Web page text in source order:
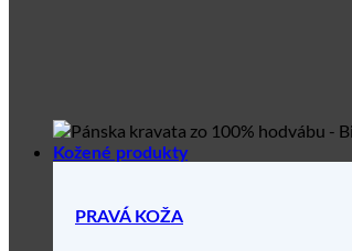
Kožené produkty
PRAVÁ KOŽA